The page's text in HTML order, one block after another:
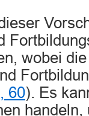
wobei
60). Es